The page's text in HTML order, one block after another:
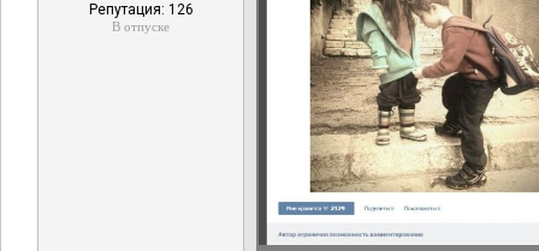
Репутация: 126
В отпуске